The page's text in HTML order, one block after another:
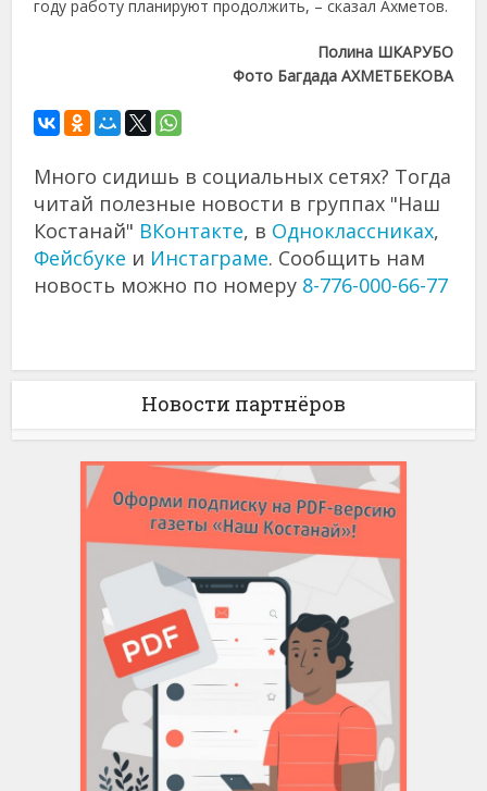
году работу планируют продолжить, – сказал Ахметов.
Полина ШКАРУБО
Фото Багдада АХМЕТБЕКОВА
Много сидишь в социальных сетях? Тогда
читай полезные новости в группах "Наш
Костанай" ВКонтакте, в Одноклассниках,
Фейсбуке и Инстаграме. Сообщить нам
новость можно по номеру 8-776-000-66-77
Новости партнёров